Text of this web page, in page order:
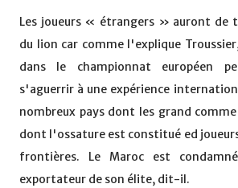
Les joueurs « étrangers » auront de
du lion car comme l'explique
dans le championnat européen
s'aguerrir à une expérience
nombreux pays dont les grand comme
dont l'ossature est constitué ed
frontières. Le Maroc est
exportateur de son élite, dit-il.